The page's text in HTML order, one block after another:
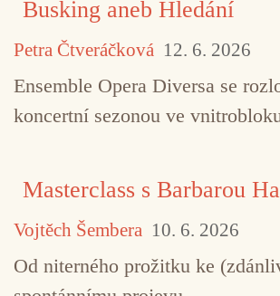
Busking aneb Hledání
Petra Čtveráčková 12. 6. 2026
Ensemble Opera Diversa se
koncertní sezonou ve
Masterclass s Barbarou
Vojtěch Šembera 10. 6. 2026
Od niterného prožitku ke